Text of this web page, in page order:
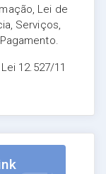
Lei de
Serviços,
12.527/11